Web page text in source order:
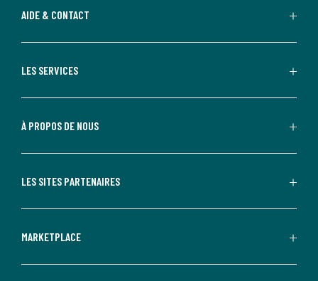
AIDE & CONTACT
LES SERVICES
À PROPOS DE NOUS
LES SITES PARTENAIRES
MARKETPLACE